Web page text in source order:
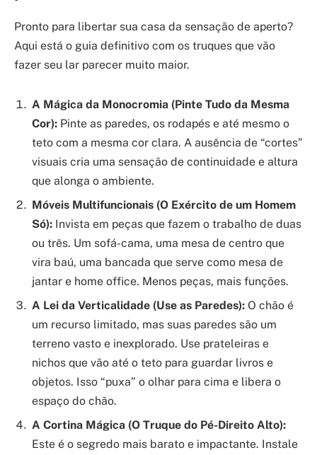
Pronto para libertar sua casa da sensação de aperto?
Aqui está o guia definitivo com os truques que vão
fazer seu lar parecer muito maior.
A Mágica da Monocromia (Pinte Tudo da Mesma
Cor): Pinte as paredes, os rodapés e até mesmo o
teto com a mesma cor clara. A ausência de “cortes”
visuais cria uma sensação de continuidade e altura
que alonga o ambiente.
Móveis Multifuncionais (O Exército de um Homem
Só): Invista em peças que fazem o trabalho de duas
ou três. Um sofá-cama, uma mesa de centro que
vira baú, uma bancada que serve como mesa de
jantar e home office. Menos peças, mais funções.
A Lei da Verticalidade (Use as Paredes): O chão é
um recurso limitado, mas suas paredes são um
terreno vasto e inexplorado. Use prateleiras e
nichos que vão até o teto para guardar livros e
objetos. Isso “puxa” o olhar para cima e libera o
espaço do chão.
A Cortina Mágica (O Truque do Pé-Direito Alto):
Este é o segredo mais barato e impactante. Instale